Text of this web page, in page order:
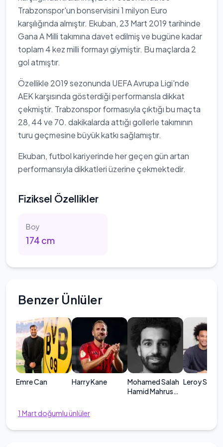
Trabzonspor'un bonservisini 1 milyon Euro
karşılığında almıştır. Ekuban, 23 Mart 2019 tarihinde
Gana A Milli takımına davet edilmiş ve bugüne kadar
toplam 4 kez milli formayı giymiştir. Bu maçlarda 2
gol atmıştır.
Özellikle 2019 sezonunda UEFA Avrupa Ligi'nde
AEK karşısında gösterdiği performansla dikkat
çekmiştir. Trabzonspor formasıyla çıktığı bu maçta
28, 44 ve 70. dakikalarda attığı gollerle takımının
turu geçmesine büyük katkı sağlamıştır.
Ekuban, futbol kariyerinde her geçen gün artan
performansıyla dikkatleri üzerine çekmektedir.
Fiziksel Özellikler
Boy
174 cm
Benzer Ünlüler
Emre Can Harry Kane
Mohamed Salah
Hamid Mahrus
Leroy Sane
1 Mart doğumlu ünlüler